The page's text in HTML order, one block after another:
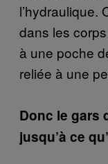
l’hydraulique.
dans les
à une poche
reliée à une
Donc le gars
jusqu’à ce